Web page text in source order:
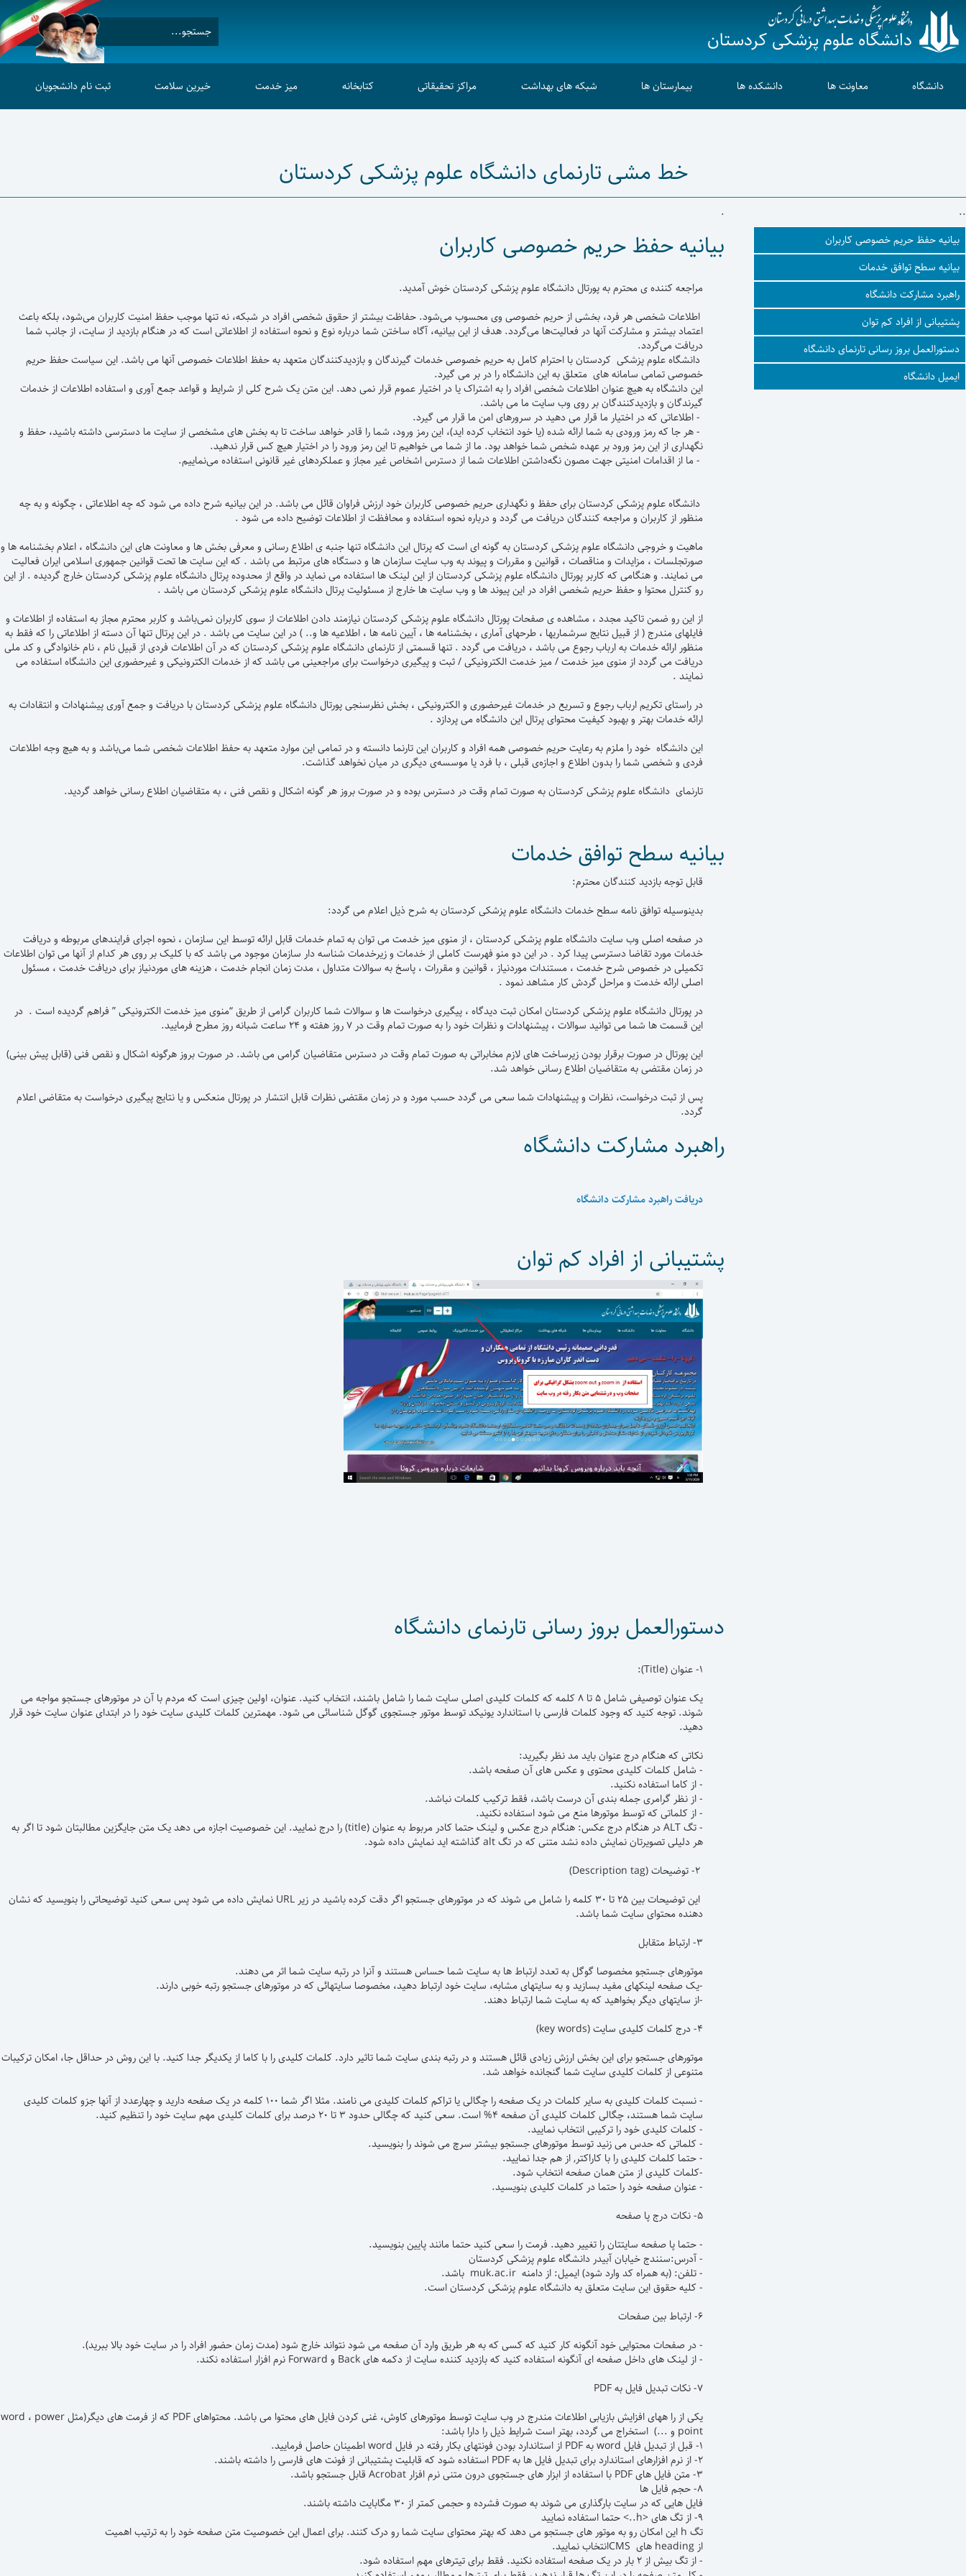
دانشگاه علوم پزشکی کردستان
دانشگاه معاونت ها دانشکده ها بیمارستان ها شبکه های بهداشت مراکز تحقیقاتی کتابخانه میز خدمت خیرین سلامت ثبت نام دانشجویان
خط مشی تارنمای دانشگاه علوم پزشکی کردستان
..
بیانیه حفظ حریم خصوصی کاربران
بیانیه سطح توافق خدمات
راهبرد مشارکت دانشگاه
پشتیبانی از افراد کم توان
دستورالعمل بروز رسانی تارنمای دانشگاه
ایمیل دانشگاه
.
بیانیه حفظ حریم خصوصی کاربران
مراجعه کننده ی محترم به پورتال دانشگاه علوم پزشکی کردستان خوش آمدید.
اطلاعات شخصی هر فرد، بخشی از حریم خصوصی وی محسوب می‌شود. حفاظت بیشتر از حقوق شخصی افراد در شبکه، نه تنها موجب حفظ امنیت کاربران می‌شود، بلکه باعث
اعتماد بیشتر و مشارکت آنها در فعالیت‌ها می‌گردد. هدف از این بیانیه، آگاه ساختن شما درباره‌ نوع و نحوه‌ استفاده از اطلاعاتی است که در هنگام بازدید از سایت، از جانب شما
دریافت می‌گردد.
دانشگاه علوم پزشکی کردستان با احترام کامل به حریم خصوصی خدمات گیرندگان و بازدیدکنندگان متعهد به حفظ اطلاعات خصوصی آنها می باشد. این سیاست حفظ حریم
خصوصی تمامی سامانه های متعلق به این دانشگاه را در بر می گیرد.
این دانشگاه به هیچ عنوان اطلاعات شخصی افراد را به اشتراک یا در اختیار عموم قرار نمی دهد. این متن یک شرح کلی از شرایط و قواعد جمع آوری و استفاده اطلاعات از خدمات
گیرندگان و بازدیدکنندگان بر روی وب سایت ما می باشد.
- اطلاعاتی که در اختیار ما قرار می دهید در سرورهای امن ما قرار می گیرد.
- هر جا که رمز ورودی به شما ارائه شده (یا خود انتخاب کرده اید)، این رمز ورود، شما را قادر خواهد ساخت تا به بخش های مشخصی از سایت ما دسترسی داشته باشید، حفظ و
نگهداری از این رمز ورود بر عهده شخص شما خواهد بود. ما از شما می خواهیم تا این رمز ورود را در اختیار هیچ کس قرار ندهید.
- ما از اقدامات امنیتی جهت مصون نگه‌داشتن اطلاعات شما از دسترس اشخاص غیر مجاز و عملکردهای غیر قانونی استفاده می‌نماییم.
دانشگاه علوم پزشکی کردستان برای حفظ و نگهداری حریم خصوصی کاربران خود ارزش فراوان قائل می باشد. در این بیانیه شرح داده می شود که چه اطلاعاتی ، چگونه و به چه
منظور از کاربران و مراجعه کنندگان دریافت می گردد و درباره نحوه استفاده و محافظت از اطلاعات توضیح داده می شود .
ماهیت و خروجی دانشگاه علوم پزشکی کردستان به گونه ای است که پرتال این دانشگاه تنها جنبه ی اطلاع رسانی و معرفی بخش ها و معاونت های این دانشگاه ، اعلام بخشنامه ها و
صورتجلسات ، مزایدات و مناقصات ، قوانین و مقررات و پیوند به وب سایت سازمان ها و دستگاه های مرتبط می باشد . که این سایت ها تحت قوانین جمهوری اسلامی ایران فعالیت
می نمایند. و هنگامی که کاربر پورتال دانشگاه علوم پزشکی کردستان از این لینک ها استفاده می نماید در واقع از محدوده پرتال دانشگاه علوم پزشکی کردستان خارج گردیده . از این
رو کنترل محتوا و حفظ حریم شخصی افراد در این پیوند ها و وب سایت ها خارج از مسئولیت پرتال دانشگاه علوم پزشکی کردستان می باشد .
از این رو ضمن تاکید مجدد ، مشاهده ی صفحات پورتال دانشگاه علوم پزشکی کردستان نیازمند دادن اطلاعات از سوی کاربران نمی‌باشد و کاربر محترم مجاز به استفاده از اطلاعات و
فایلهای مندرج ( از قبیل نتایج سرشماریها ، طرحهای آماری ، بخشنامه ها ، آیین نامه ها ، اطلاعیه ها و.. ) در این سایت می باشد . در این پرتال تنها آن دسته از اطلاعاتی را که فقط به
منظور ارائه خدمات به ارباب رجوع می باشد ، دریافت می گردد . تنها قسمتی از تارنمای دانشگاه علوم پزشکی کردستان که در آن اطلاعات فردی از قبیل نام ، نام خانوادگی و کد ملی
دریافت می گردد از منوی میز خدمت / میز خدمت الکترونیکی / ثبت و پیگیری درخواست برای مراجعینی می باشد که از خدمات الکترونیکی و غیرحضوری این دانشگاه استفاده می
نمایند .
در راستای تکریم ارباب رجوع و تسریع در خدمات غیرحضوری و الکترونیکی ، بخش نظرسنجی پورتال دانشگاه علوم پزشکی کردستان با دریافت و جمع آوری پیشنهادات و انتقادات به
ارائه خدمات بهتر و بهبود کیفیت محتوای پرتال این دانشگاه می پردازد .
این دانشگاه خود را ملزم به رعایت حریم خصوصی همه افراد و کاربران این تارنما دانسته و در تمامی این موارد متعهد به حفظ اطلاعات شخصی شما می‌باشد و به هیچ وجه اطلاعات
فردی و شخصی شما را بدون اطلاع و اجازه‌ی قبلی ، با فرد یا موسسه‌ی دیگری در میان نخواهد گذاشت.
تارنمای دانشگاه علوم پزشکی کردستان به صورت تمام وقت در دسترس بوده و در صورت بروز هر گونه اشکال و نقص فنی ، به متقاضیان اطلاع رسانی خواهد گردید.
بیانیه سطح توافق خدمات
قابل توجه بازدید کنندگان محترم:
بدینوسیله توافق نامه سطح خدمات دانشگاه علوم پزشکی کردستان به شرح ذیل اعلام می گردد:
در صفحه اصلی وب سایت دانشگاه علوم پزشکی کردستان ، از منوی میز خدمت می توان به تمام خدمات قابل ارائه توسط این سازمان ، نحوه اجرای فرایندهای مربوطه و دریافت
خدمات مورد تقاضا دسترسی پیدا کرد . در این دو منو فهرست کاملی از خدمات و زیرخدمات شناسه دار سازمان موجود می باشد که با کلیک بر روی هر کدام از آنها می توان اطلاعات
تکمیلی در خصوص شرح خدمت ، مستندات موردنیاز ، قوانین و مقررات ، پاسخ به سوالات متداول ، مدت زمان انجام خدمت ، هزینه های موردنیاز برای دریافت خدمت ، مسئول
اصلی ارائه خدمت و مراحل گردش کار مشاهد نمود .
در پورتال دانشگاه علوم پزشکی کردستان امکان ثبت دیدگاه ، پیگیری درخواست ها و سوالات شما کاربران گرامی از طریق “منوی میز خدمت الکترونیکی ” فراهم گردیده است . در
این قسمت ها شما می توانید سوالات ، پیشنهادات و نظرات خود را به صورت تمام وقت در ۷ روز هفته و ۲۴ ساعت شبانه روز مطرح فرمایید.
این پورتال در صورت برقرار بودن زیرساخت های لازم مخابراتی به صورت تمام وقت در دسترس متقاضیان گرامی می باشد. در صورت بروز هرگونه اشکال و نقص فنی (قابل پیش بینی)
در زمان مقتضی به متقاضیان اطلاع رسانی خواهد شد.
پس از ثبت درخواست، نظرات و پیشنهادات شما سعی می گردد حسب مورد و در زمان مقتضی نظرات قابل انتشار در پورتال منعکس و یا نتایج پیگیری درخواست به متقاضی اعلام
گردد.
راهبرد مشارکت دانشگاه
دریافت راهبرد مشارکت دانشگاه
پشتیبانی از افراد کم توان
دستورالعمل بروز رسانی تارنمای دانشگاه
۱- عنوان (Title):
یک عنوان توصیفی شامل ۵ تا ۸ کلمه که کلمات کلیدی اصلی سایت شما را شامل باشند، انتخاب کنید. عنوان، اولین چیزی است که مردم با آن در موتورهای جستجو مواجه می
شوند. توجه کنید که وجود کلمات فارسی با استاندارد یونیکد توسط موتور جستجوی گوگل شناسائی می شود. مهمترین کلمات کلیدی سایت خود را در ابتدای عنوان سایت خود قرار
دهید.
نکاتی که هنگام درج عنوان باید مد نظر بگیرید:
- شامل کلمات کلیدی محتوی و عکس های آن صفحه باشد.
- از کاما استفاده نکنید.
- از نظر گرامری جمله بندی آن درست باشد، فقط ترکیب کلمات نباشد.
- از کلماتی که توسط موتورها منع می شود استفاده نکنید.
- تگ ALT در هنگام درج عکس: هنگام درج عکس و لینک حتما کادر مربوط به عنوان (title) را درج نمایید. این خصوصیت اجازه می دهد یک متن جایگزین مطالبتان شود تا اگر به
هر دلیلی تصویرتان نمایش داده نشد متنی که در تگ alt گذاشته اید نمایش داده شود.
این توضیحات بین ۲۵ تا ۳۰ کلمه را شامل می شوند که در موتورهای جستجو اگر دقت کرده باشید در زیر URL نمایش داده می شود پس سعی کنید توضیحاتی را بنویسید که نشان
دهنده محتوای سایت شما باشد.
۳- ارتباط متقابل
موتورهای جستجو مخصوصا گوگل به تعدد ارتباط ها به سایت شما حساس هستند و آنرا در رتبه سایت شما اثر می دهند.
-یک صفحه لینکهای مفید بسازید و به سایتهای مشابه، سایت خود ارتباط دهید، مخصوصا سایتهائی که در موتورهای جستجو رتبه خوبی دارند.
-از سایتهای دیگر بخواهید که به سایت شما ارتباط دهند.
۴- درج کلمات کلیدی سایت (key words)
موتورهای جستجو برای این بخش ارزش زیادی قائل هستند و در رتبه بندی سایت شما تاثیر دارد. کلمات کلیدی را با کاما از یکدیگر جدا کنید. با این روش در حداقل جا، امکان ترکیبات
متنوعی از کلمات کلیدی سایت شما گنجانده خواهد شد.
- نسبت کلمات کلیدی به سایر کلمات در یک صفحه را چگالی یا تراکم کلمات کلیدی می نامند. مثلا اگر شما ۱۰۰ کلمه در یک صفحه دارید و چهارعدد از آنها جزو کلمات کلیدی
سایت شما هستند، چگالی کلمات کلیدی آن صفحه ۴% است. سعی کنید که چگالی حدود ۳ تا ۲۰ درصد برای کلمات کلیدی مهم سایت خود را تنظیم کنید.
- کلمات کلیدی خود را ترکیبی انتخاب نمایید.
- کلماتی که حدس می زنید توسط موتورهای جستجو بیشتر سرچ می شوند را بنویسید.
- حتما کلمات کلیدی را با کاراکتر, از هم جدا نمایید.
-کلمات کلیدی از متن همان صفحه انتخاب شود.
- عنوان صفحه خود را حتما در کلمات کلیدی بنویسید.
۵- نکات درج پا صفحه
- حتما پا صفحه سایتتان را تغییر دهید. فرمت را سعی کنید حتما مانند پایین بنویسید.
- آدرس:سنندج خیابان آبیدر دانشگاه علوم پزشکی کردستان
- تلفن: (به همراه کد وارد شود) ایمیل: از دامنه muk.ac.ir باشد.
- کلیه حقوق این سایت متعلق به دانشگاه علوم پزشکی کردستان است.
۶- ارتباط بین صفحات
- در صفحات محتوایی خود آنگونه کار کنید که کسی که به هر طریق وارد آن صفحه می شود نتواند خارج شود (مدت زمان حضور افراد را در سایت خود بالا ببرید).
- از لینک های داخل صفحه ای آنگونه استفاده کنید که بازدید کننده سایت از دکمه های Back و Forward نرم افزار استفاده نکند.
۷- نکات تبدیل فایل به PDF
یکی از را ههای افزایش بازیابی اطلاعات مندرج در وب سایت توسط موتورهای کاوش، غنی کردن فایل های محتوا می باشد. محتواهای PDF که از فرمت های دیگر(مثل word ، power
point و ...) استخراج می گردد، بهتر است شرایط ذیل را دارا باشد:
۱- قبل از تبدیل فایل word به PDF از استاندارد بودن فونتهای بکار رفته در فایل word اطمینان حاصل فرمایید.
۲- از نرم افزارهای استاندارد برای تبدیل فایل ها به PDF استفاده شود که قابلیت پشتیبانی از فونت های فارسی را داشته باشند.
۳- متن فایل های PDF با استفاده از ابزار های جستجوی درون متنی نرم افزار Acrobat قابل جستجو باشد.
۸- حجم فایل ها
فایل هایی که در سایت بارگذاری می شوند به صورت فشرده و حجمی کمتر از ۳۰ مگابایت داشته باشند.
۹- از تگ های <h..> حتما استفاده نمایید
تگ h این امکان رو به موتور های جستجو می دهد که بهتر محتوای سایت شما رو درک کنند. برای اعمال این خصوصیت متن صفحه خود را به ترتیب اهمیت
از heading های CMSانتخاب نمایید.
- از تگ بیش از ۲ بار در یک صفحه استفاده نکنید. فقط برای تیترهای مهم استفاده شود.